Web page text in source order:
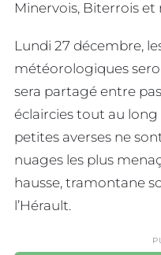
Minervois, Biterrois et
Lundi 27 décembre,
météorologiques
sera partagé entre
éclaircies tout au
petites averses ne
nuages les plus
hausse, tramontane
l’Hérault.